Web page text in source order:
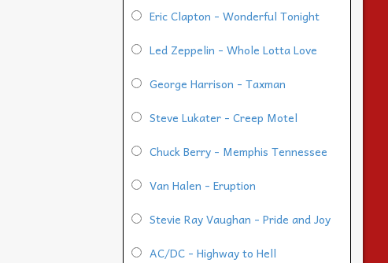
Eric Clapton - Wonderful Tonight
Led Zeppelin - Whole Lotta Love
George Harrison - Taxman
Steve Lukater - Creep Motel
Chuck Berry - Memphis Tennessee
Van Halen - Eruption
Stevie Ray Vaughan - Pride and Joy
AC/DC - Highway to Hell